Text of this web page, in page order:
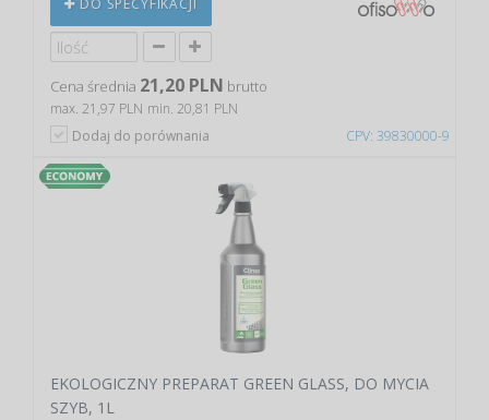
CPV: 39830000-9
Cena średnia 21,20 PLN brutto
max. 21,97 PLN min. 20,81 PLN
Dodaj do porównania
EKOLOGICZNY PREPARAT GREEN GLASS, DO MYCIA
SZYB, 1L